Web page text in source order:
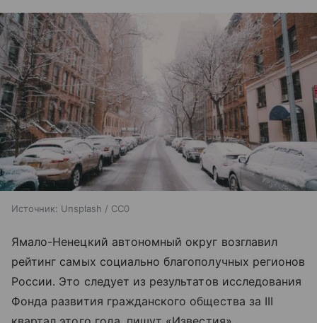
Источник: Unsplash / CC0
Ямало-Ненецкий автономный округ возглавил
рейтинг самых социально благополучных регионов
России. Это следует из результатов исследования
Фонда развития гражданского общества за III